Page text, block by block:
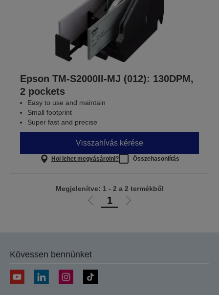
Epson TM-S2000II-MJ (012): 130DPM,
2 pockets
Easy to use and maintain
Small footprint
Super fast and precise
Visszahívás kérése
Hol lehet megvásárolni? Összehasonlítás
Előző
1
Következő
Megjelenítve: 1 - 2 a 2 termékből
Kövessen bennünket